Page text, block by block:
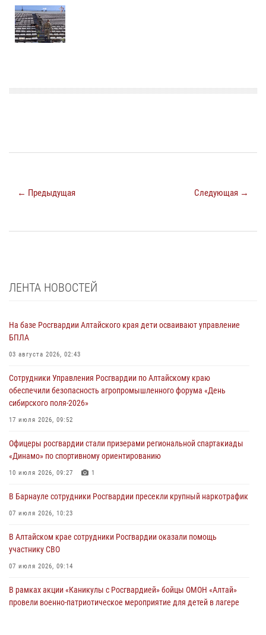
← Предыдущая Следующая →
ЛЕНТА НОВОСТЕЙ
На базе Росгвардии Алтайского края дети осваивают управление
БПЛА
03 августа 2026, 02:43
Сотрудники Управления Росгвардии по Алтайскому краю
обеспечили безопасность агропромышленного форума «День
сибирского поля-2026»
17 июля 2026, 09:52
Офицеры росгвардии стали призерами региональной спартакиады
«Динамо» по спортивному ориентированию
10 июля 2026, 09:27 1
В Барнауле сотрудники Росгвардии пресекли крупный наркотрафик
07 июля 2026, 10:23
В Алтайском крае сотрудники Росгвардии оказали помощь
участнику СВО
07 июля 2026, 09:14
В рамках акции «Каникулы с Росгвардией» бойцы ОМОН «Алтай»
провели военно-патриотическое мероприятие для детей в лагере